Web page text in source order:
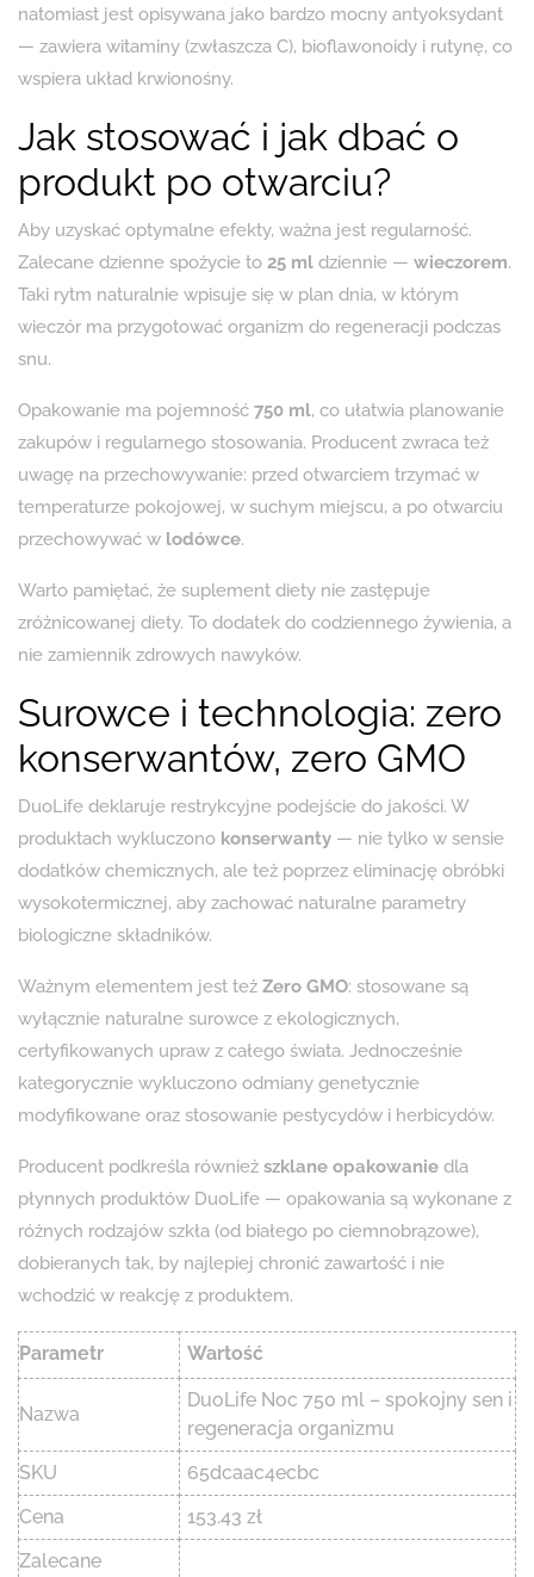
natomiast jest opisywana jako bardzo mocny antyoksydant
— zawiera witaminy (zwłaszcza C), bioflawonoidy i rutynę, co
wspiera układ krwionośny.
Jak stosować i jak dbać o
produkt po otwarciu?
Aby uzyskać optymalne efekty, ważna jest regularność.
Zalecane dzienne spożycie to 25 ml dziennie — wieczorem.
Taki rytm naturalnie wpisuje się w plan dnia, w którym
wieczór ma przygotować organizm do regeneracji podczas
snu.
Opakowanie ma pojemność 750 ml, co ułatwia planowanie
zakupów i regularnego stosowania. Producent zwraca też
uwagę na przechowywanie: przed otwarciem trzymać w
temperaturze pokojowej, w suchym miejscu, a po otwarciu
przechowywać w lodówce.
Warto pamiętać, że suplement diety nie zastępuje
zróżnicowanej diety. To dodatek do codziennego żywienia, a
nie zamiennik zdrowych nawyków.
Surowce i technologia: zero
konserwantów, zero GMO
DuoLife deklaruje restrykcyjne podejście do jakości. W
produktach wykluczono konserwanty — nie tylko w sensie
dodatków chemicznych, ale też poprzez eliminację obróbki
wysokotermicznej, aby zachować naturalne parametry
biologiczne składników.
Ważnym elementem jest też Zero GMO: stosowane są
wyłącznie naturalne surowce z ekologicznych,
certyfikowanych upraw z całego świata. Jednocześnie
kategorycznie wykluczono odmiany genetycznie
modyfikowane oraz stosowanie pestycydów i herbicydów.
Producent podkreśla również szklane opakowanie dla
płynnych produktów DuoLife — opakowania są wykonane z
różnych rodzajów szkła (od białego po ciemnobrązowe),
dobieranych tak, by najlepiej chronić zawartość i nie
wchodzić w reakcję z produktem.
Parametr Wartość
Nazwa
DuoLife Noc 750 ml – spokojny sen i
regeneracja organizmu
SKU
65dcaac4ecbc
Cena
153.43 zł
Zalecane